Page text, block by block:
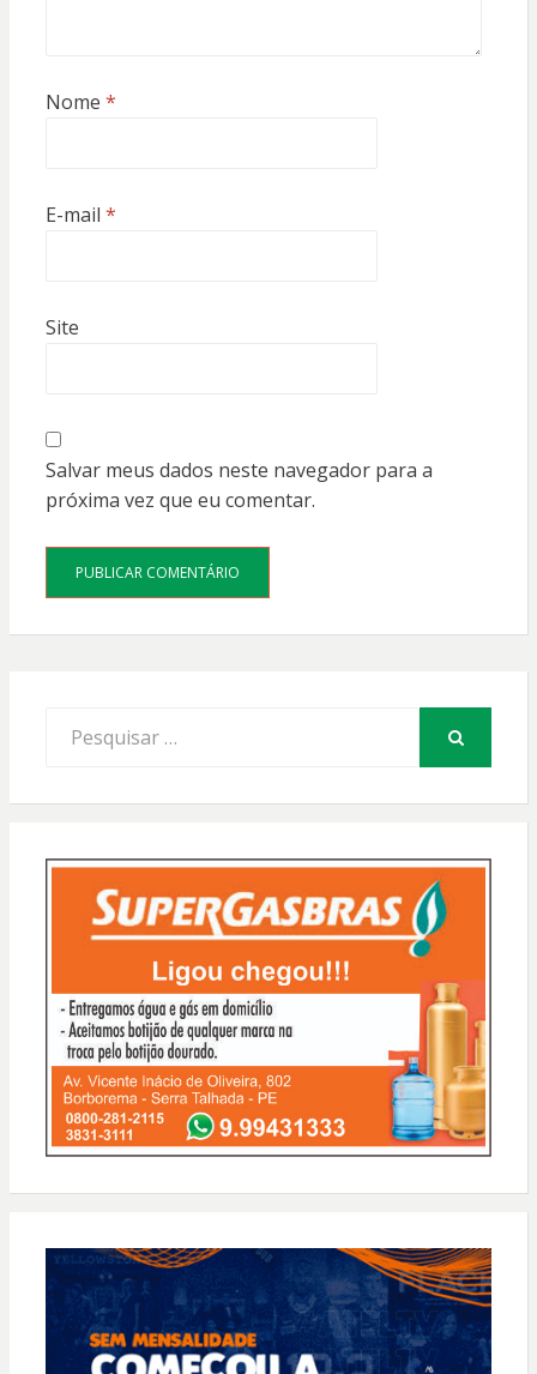
Nome *
E-mail *
Site
Salvar meus dados neste navegador para a
próxima vez que eu comentar.
por: